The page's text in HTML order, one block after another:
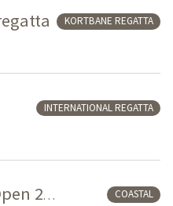
KORTBANE REGATTA
INTERNATIONAL REGATTA
Coastal DM + Danish Open 2026
COASTAL